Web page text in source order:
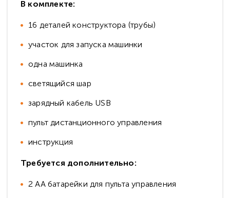
В комплекте:
16 деталей конструктора (трубы)
участок для запуска машинки
одна машинка
светящийся шар
зарядный кабель USB
пульт дистанционного управления
инструкция
Требуется дополнительно:
2 АА батарейки для пульта управления